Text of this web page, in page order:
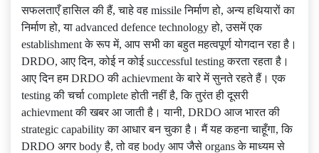
सफलताएँ हासिल की हैं, चाहे वह missile निर्माण हो, अन्य हथियारों का
निर्माण हो, या advanced defence technology हो, उसमें एक
establishment के रूप में, आप सभी का बहुत महत्वपूर्ण योगदान रहा है।
DRDO, आए दिन, कोई न कोई successful testing करता रहता है।
आए दिन हम DRDO की achievment के बारे में सुनते रहते हैं। एक
testing की चर्चा complete होती नहीं है, कि तुरंत ही दूसरी
achievment की खबर आ जाती है। यानी, DRDO आज भारत की
strategic capability का आधार बन चुका है। मैं यह कहना चाहूँगा, कि
DRDO अगर body है, तो वह body आप जैसे organs के माध्यम से